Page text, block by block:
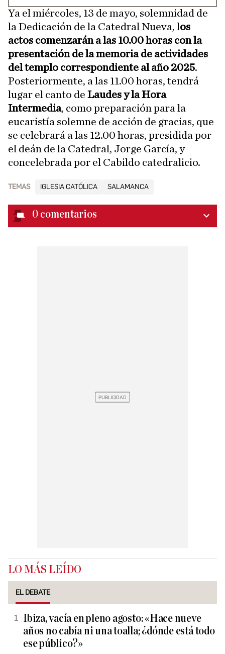
Ya el miércoles, 13 de mayo, solemnidad de
la Dedicación de la Catedral Nueva, l os
actos comenzarán a las 10.00 horas con la
presentación de la memoria de actividades
del templo correspondiente al año 2025.
Posteriormente, a las 11.00 horas, tendrá
lugar el canto de Laudes y la Hora
Intermedia, como preparación para la
eucaristía solemne de acción de gracias, que
se celebrará a las 12.00 horas, presidida por
el deán de la Catedral, Jorge García, y
concelebrada por el Cabildo catedralicio.
TEMAS IGLESIA CATÓLICA SALAMANCA
0 comentarios
LO MÁS LEÍDO
EL DEBATE
Ibiza, vacía en pleno agosto: «Hace nueve
años no cabía ni una toalla; ¿dónde está todo
ese público?»